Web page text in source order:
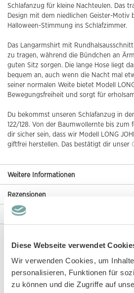
Diese Webseite verwendet
Wir verwenden Cookies, um
personalisieren, Funktionen für
zu können und die Zugriffe auf
Schlafanzug für kleine Nachteulen. Das
Design mit dem niedlichen Geister-Motiv
Halloween-Stimmung ins Schlafzimmer.
Das Langarmshirt mit
zu tragen, während die Bündchen an
guten Sitz sorgen. Die lange Hose liegt
bequem an, auch wenn die Nacht mal
seiner normalen Weite bietet Modell
Bewegungsfreiheit und sorgt für
Du bekommst unseren Schlafanzug in
122/128. Von der Baumwollernte bis
dir sicher sein, dass wir Modell LONG
giftfrei herstellen. Das bestätigt dir unser
Weitere Informationen
Rezensionen
Angaben zur Produktsicherheit